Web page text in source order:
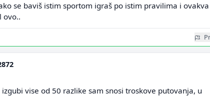
se baviš istim sportom igraš po istim pravilima i ovakva
ovo..
vise od 50 razlike sam snosi troskove putovanja, u